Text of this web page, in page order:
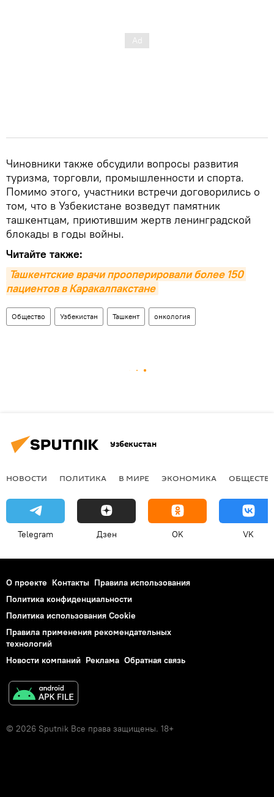
Чиновники также обсудили вопросы развития
туризма, торговли, промышленности и спорта.
Помимо этого, участники встречи договорились о
том, что в Узбекистане возведут памятник
ташкентцам, приютившим жертв ленинградской
блокады в годы войны.
Читайте также:
Ташкентские врачи прооперировали более 150
пациентов в Каракалпакстане
Общество Узбекистан Ташкент онкология
Узбекистан
НОВОСТИ ПОЛИТИКА В МИРЕ ЭКОНОМИКА
Telegram Дзен OK VK
О проекте Контакты Правила использования
Политика конфиденциальности
Политика использования Cookie
Правила применения рекомендательных
технологий
Новости компаний Реклама Обратная связь
© 2026 Sputnik Все права защищены. 18+